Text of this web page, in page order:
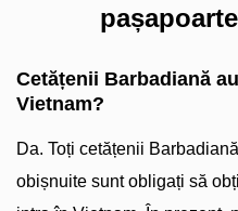
Cetățenii Barbadiană
Vietnam?
Da. Toți cetățenii
obișnuite sunt obligați să